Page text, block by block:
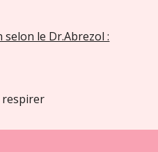
le Dr.Abrezol :
respirer